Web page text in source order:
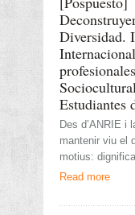
Diversidad.
Estudiantes
Des d’ANRIE i
mantenir viu el
motius:
Read more